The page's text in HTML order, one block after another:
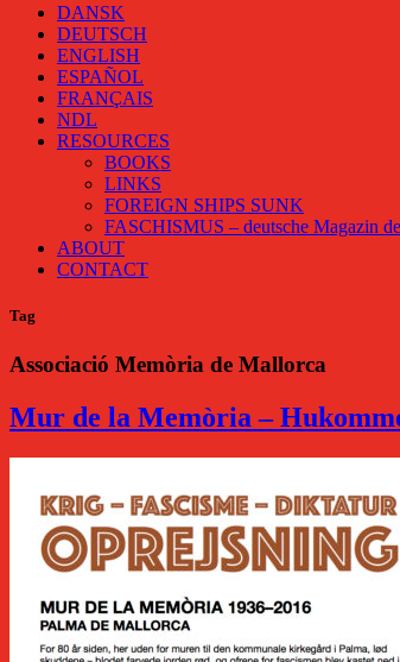
DANSK
DEUTSCH
ENGLISH
ESPAÑOL
FRANÇAIS
NDL
RESOURCES
BOOKS
LINKS
FOREIGN SHIPS SUNK
FASCHISMUS – deutsche Magazin
ABOUT
CONTACT
Tag
Associació Memòria de Mallorca
Mur de la Memòria –